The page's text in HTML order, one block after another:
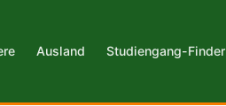
Ausland Studiengang-Finder